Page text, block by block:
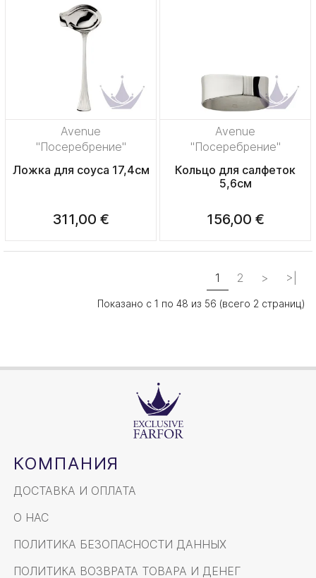
Avenue
"Посеребрение"
Ложка для соуса 17,4см
311,00 €
Avenue
"Посеребрение"
Кольцо для салфеток
5,6см
156,00 €
1 2 > >|
Показано с 1 по 48 из 56 (всего 2 страниц)
КОМПАНИЯ
ДОСТАВКА И ОПЛАТА
О НАС
ПОЛИТИКА БЕЗОПАСНОСТИ ДАННЫХ
ПОЛИТИКА ВОЗВРАТА ТОВАРА И ДЕНЕГ